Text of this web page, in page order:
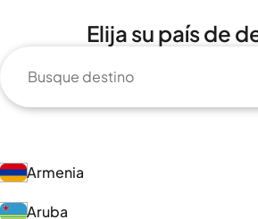
Elija su país de
Armenia
Aruba